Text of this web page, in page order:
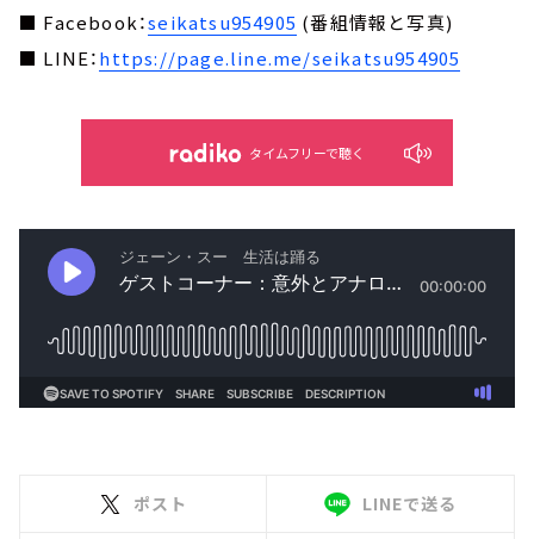
■ Facebook：seikatsu954905 (番組情報と写真)
■ LINE：https://page.line.me/seikatsu954905
タイムフリーで聴く
ポスト LINEで送る